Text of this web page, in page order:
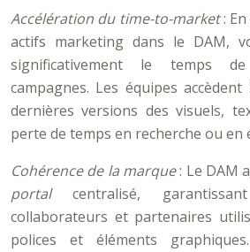
Accélération du time-to-market:
actifs marketing dans le DAM,
significativement le temps
campagnes. Les équipes
dernières versions des visuels,
perte de temps en recherche ou en
Cohérence de la marque: Le DAM
portalcentralisé,
collaborateurs et partenaires
polices et éléments